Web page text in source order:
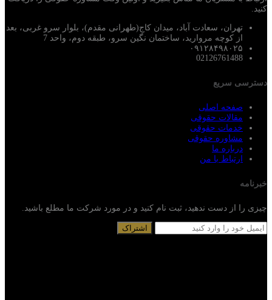
کنید.
تهران، سعادت آباد، میدان کاج(طهرانی مقدم)، بلوار سرو غربی، بعد
از کوچه مروارید، ساختمان نگین سرو، طبقه دوم، واحد 7
۰۹۱۲۸۴۹۸۰۲۵
02126761488
دسترسی سریع
صفحه اصلی
مقالات حقوقی
خدمات حقوقی
مشاوره حقوقی
درباره ما
ارتباط با من
خبرنامه
چیزی را از دست ندهید، ثبت نام کنید و در مورد شرکت ما مطلع باشید.